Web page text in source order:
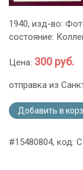
1940, изд-во:
состояние:
Цена: 300 руб.
отправка из
Добавить в
#15480804, код: